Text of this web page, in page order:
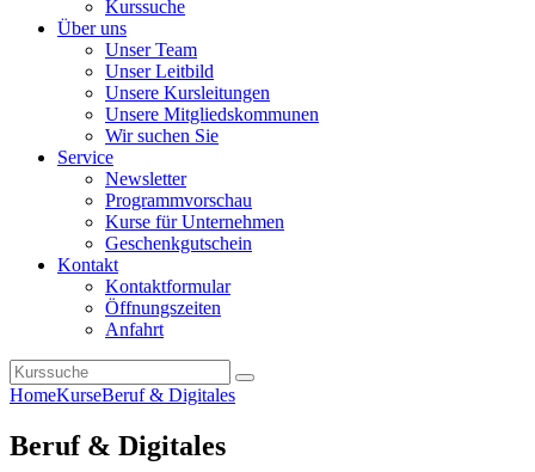
Kurssuche
Über uns
Unser Team
Unser Leitbild
Unsere Kursleitungen
Unsere Mitgliedskommunen
Wir suchen Sie
Service
Newsletter
Programmvorschau
Kurse für Unternehmen
Geschenkgutschein
Kontakt
Kontaktformular
Öffnungszeiten
Anfahrt
HomeKurseBeruf & Digitales
Beruf & Digitales